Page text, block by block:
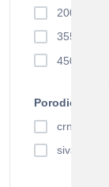
200 mm (7)
355 mm
450 mm
Porodica boja
crna
siva